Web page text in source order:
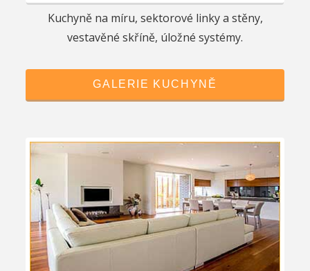
Kuchyně na míru, sektorové linky a stěny,
vestavěné skříně, úložné systémy.
GALERIE KUCHYNĚ